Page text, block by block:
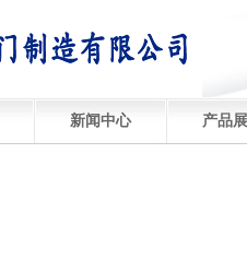
新闻中心 产品